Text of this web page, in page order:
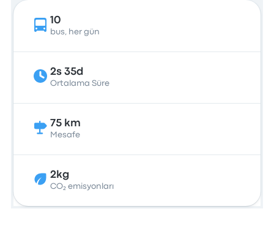
10
bus, her gün
2s 35d
Ortalama Süre
75 km
Mesafe
2kg
CO₂ emisyonları